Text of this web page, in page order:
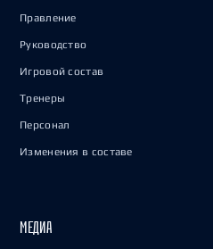
Правление
Руководство
Игровой состав
Тренеры
Персонал
Изменения в составе
МЕДИА